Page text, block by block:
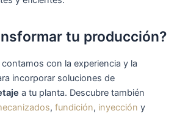
tu producción?
contamos con la experiencia y la
incorporar soluciones de
a tu planta. Descubre también
, fundición, inyección y